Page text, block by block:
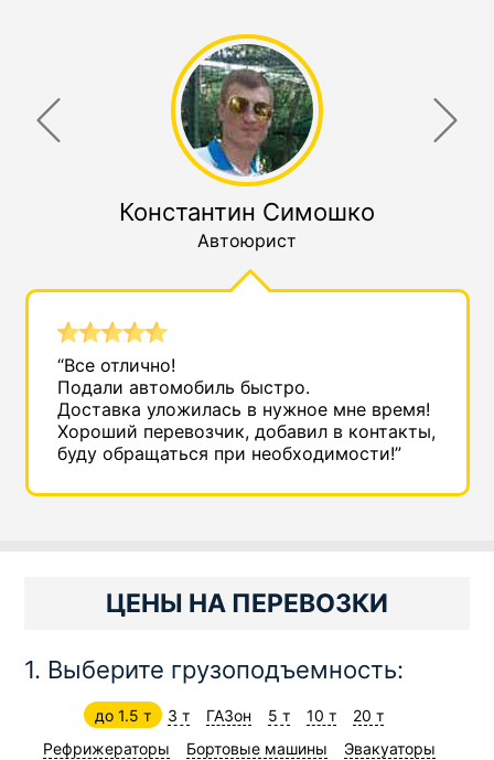
Константин Симошко
Автоюрист
“Все отлично!
Подали автомобиль быстро.
Доставка уложилась в нужное мне время!
Хороший перевозчик, добавил в контакты,
буду обращаться при необходимости!”
ЦЕНЫ НА ПЕРЕВОЗКИ
1. Выберите грузоподъемность:
до 1.5 т 3 т ГАЗон 5 т 10 т
20 т
Рефрижераторы
Бортовые машины Эвакуаторы